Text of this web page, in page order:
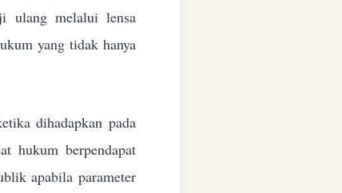
ulang melalui lensa
yang tidak hanya
dihadapkan pada
hukum berpendapat
apabila parameter